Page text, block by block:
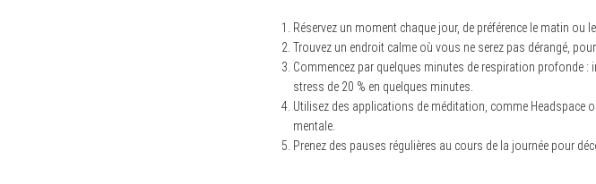
Réservez un moment chaque jour, de préférence le matin ou
Trouvez un endroit calme où vous ne serez pas dérangé,
Commencez par quelques minutes de respiration profonde :
stress de 20 % en quelques minutes.
Utilisez des applications de méditation, comme Headspace
mentale.
Prenez des pauses régulières au cours de la journée pour